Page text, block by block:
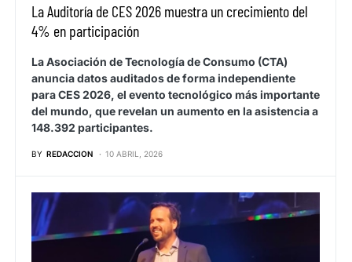
La Auditoría de CES 2026 muestra un crecimiento del
4% en participación
La Asociación de Tecnología de Consumo (CTA)
anuncia datos auditados de forma independiente
para CES 2026, el evento tecnológico más importante
del mundo, que revelan un aumento en la asistencia a
148.392 participantes.
BY REDACCION 10 ABRIL, 2026